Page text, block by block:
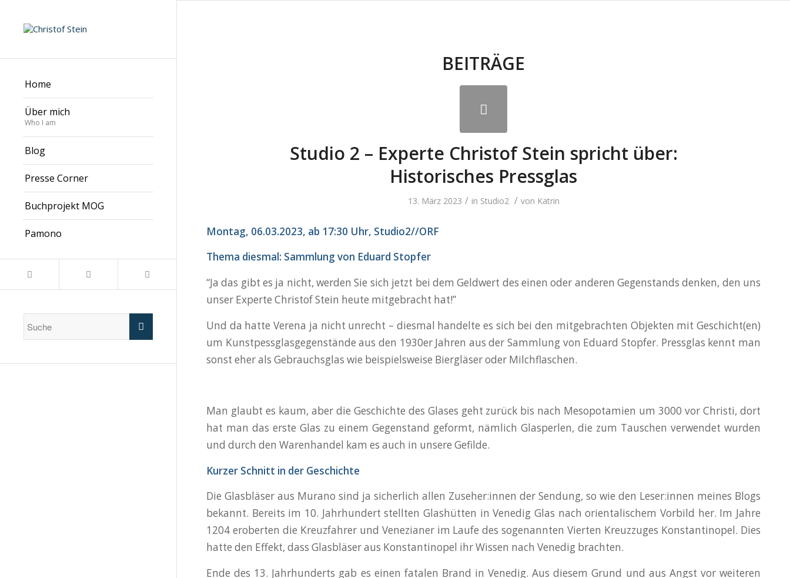
Home
Über mich
Who I am
Blog
Presse Corner
Buchprojekt MOG
Pamono
BEITRÄGE
Studio 2 – Experte Christof Stein spricht über:
Historisches Pressglas
13. März 2023 / in Studio2 / von Katrin
Montag, 06.03.2023, ab 17:30 Uhr, Studio2//ORF
Thema diesmal: Sammlung von Eduard Stopfer
“Ja das gibt es ja nicht, werden Sie sich jetzt bei dem Geldwert des einen oder anderen Gegenstands denken, den uns
unser Experte Christof Stein heute mitgebracht hat!”
Und da hatte Verena ja nicht unrecht – diesmal handelte es sich bei den mitgebrachten Objekten mit Geschicht(en)
um Kunstpessglasgegenstände aus den 1930er Jahren aus der Sammlung von Eduard Stopfer. Pressglas kennt man
sonst eher als Gebrauchsglas wie beispielsweise Biergläser oder Milchflaschen.
Man glaubt es kaum, aber die Geschichte des Glases geht zurück bis nach Mesopotamien um 3000 vor Christi, dort
hat man das erste Glas zu einem Gegenstand geformt, nämlich Glasperlen, die zum Tauschen verwendet wurden
und durch den Warenhandel kam es auch in unsere Gefilde.
Kurzer Schnitt in der Geschichte
Die Glasbläser aus Murano sind ja sicherlich allen Zuseher:innen der Sendung, so wie den Leser:innen meines Blogs
bekannt. Bereits im 10. Jahrhundert stellten Glashütten in Venedig Glas nach orientalischem Vorbild her. Im Jahre
1204 eroberten die Kreuzfahrer und Venezianer im Laufe des sogenannten Vierten Kreuzzuges Konstantinopel. Dies
hatte den Effekt, dass Glasbläser aus Konstantinopel ihr Wissen nach Venedig brachten.
Ende des 13. Jahrhunderts gab es einen fatalen Brand in Venedig. Aus diesem Grund und aus Angst vor weiteren